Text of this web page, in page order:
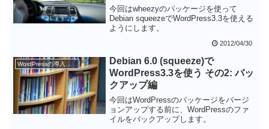
今回はwheezyのパッケージを使って
Debian squeezeでWordPress3.3を使える
ようにします。
2012/04/30
Debian 6.0 (squeeze)で
WordPress3.3を使う その2: バッ
クアップ編
今回はWordPressのパッケージをバージ
ョンアップする前に、WordPressのファ
イルをバックアップします。